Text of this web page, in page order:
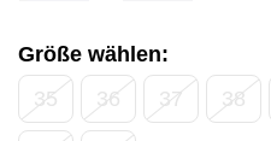
Größe wählen:
35
36 37 38